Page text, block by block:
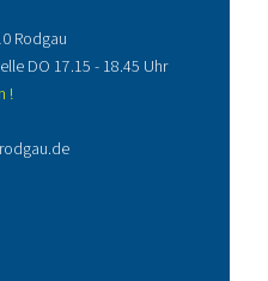
Rodgau
DO 17.15 - 18.45 Uhr
!